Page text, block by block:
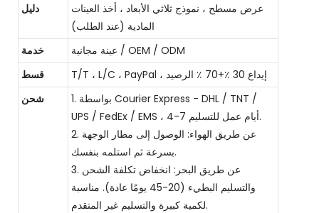
دليل
عرض مسطح ، نموذج ثلاثي الأبعاد ، أخذ العينات
المادية (عند الطلب)
خدمة
عينة مجانية / OEM / ODM
قسط
T/T ، L/C ، PayPal ، إيداع 30 ٪+70 ٪ الرصيد
شحن
1. بواسطة Courier Express - DHL / TNT /
UPS / FedEx / EMS ، 4-7 أيام عمل للتسليم.
2. عن طريق الهواء: الوصول إلى مطار الوجهة
بسرعة ثم استلمه بنفسك.
3. عن طريق البحر: انخفاض تكلفة الشحن
والتسليم البطيء (20-45 يومًا عادة). مناسبة
لكمية كبيرة والتسليم غير المتقدم.